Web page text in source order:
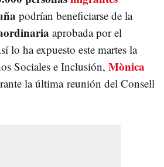
podrían beneficiarse de la
aprobada por el
lo ha expuesto este martes la
Sociales e Inclusión, Mònica
la últimareunión del Consell